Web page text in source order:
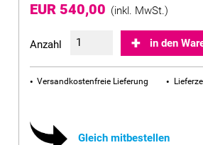
EUR 540,00 (inkl. MwSt.)
Anzahl in den
Versandkostenfreie Lieferung
Gleich mitbestellen